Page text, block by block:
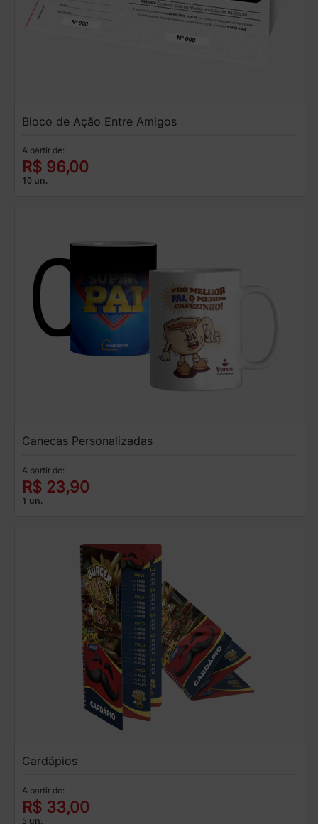
Bloco de Ação Entre Amigos
A partir de:
R$ 96,00
10 un.
Canecas Personalizadas
A partir de:
R$ 23,90
1 un.
Cardápios
A partir de:
R$ 33,00
5 un.